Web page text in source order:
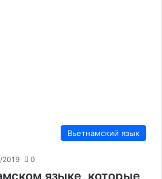
Вьетнамский язык
2019 0
языке, которые